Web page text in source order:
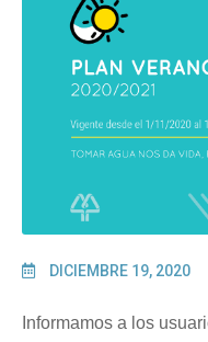
DICIEMBRE 19, 2020
Informamos a los